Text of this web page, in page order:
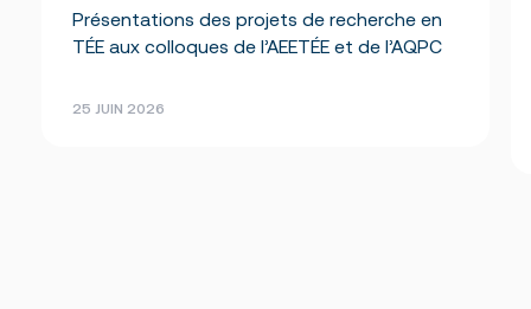
Présentations des projets de recherche en
TÉE aux colloques de l’AEETÉE et de l’AQPC
25 JUIN 2026